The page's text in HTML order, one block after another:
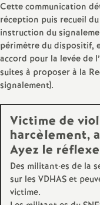
Cette communication
réception puis recueil
instruction du
périmètre du dispositif,
accord pour la levée de
suites à proposer à la
signalement).
Victime de
harcèlement,
Ayez le réflexe
Des militant·es de la
sur les VDHAS et
victime.